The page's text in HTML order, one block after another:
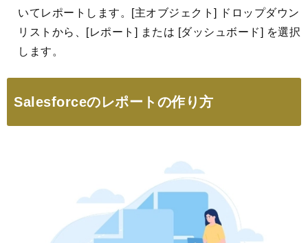
いてレポートします。[主オブジェクト] ドロップダウン
リストから、[レポート] または [ダッシュボード] を選択
します。
Salesforceのレポートの作り方